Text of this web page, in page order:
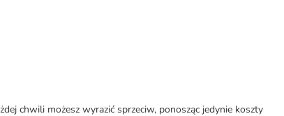
chwili możesz wyrazić sprzeciw, ponosząc jedynie koszty